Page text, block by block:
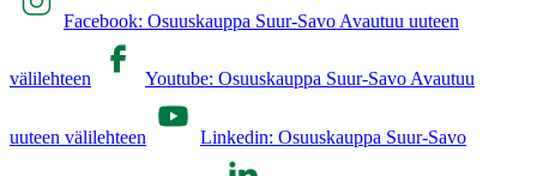
Facebook: Osuuskauppa Suur-Savo Avautuu uuteen
välilehteen Youtube: Osuuskauppa Suur-Savo Avautuu
uuteen välilehteen Linkedin: Osuuskauppa Suur-Savo